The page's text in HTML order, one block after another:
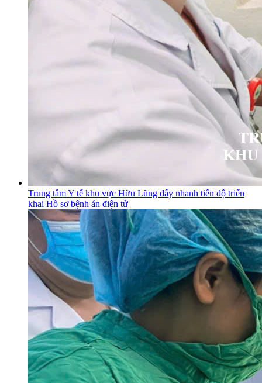
Trung tâm Y tế khu vực Hữu Lũng đẩy nhanh tiến độ triển
khai Hồ sơ bệnh án điện tử